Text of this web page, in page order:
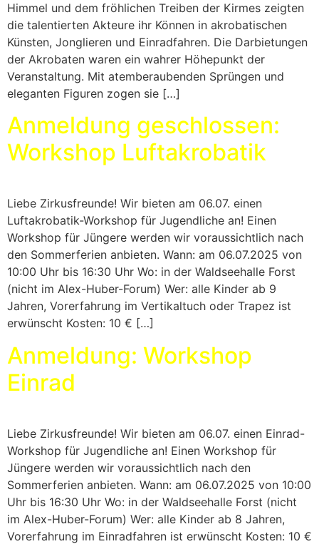
Himmel und dem fröhlichen Treiben der Kirmes zeigten
die talentierten Akteure ihr Können in akrobatischen
Künsten, Jonglieren und Einradfahren. Die Darbietungen
der Akrobaten waren ein wahrer Höhepunkt der
Veranstaltung. Mit atemberaubenden Sprüngen und
eleganten Figuren zogen sie […]
Anmeldung geschlossen:
Workshop Luftakrobatik
Liebe Zirkusfreunde! Wir bieten am 06.07. einen
Luftakrobatik-Workshop für Jugendliche an! Einen
Workshop für Jüngere werden wir voraussichtlich nach
den Sommerferien anbieten. Wann: am 06.07.2025 von
10:00 Uhr bis 16:30 Uhr Wo: in der Waldseehalle Forst
(nicht im Alex-Huber-Forum) Wer: alle Kinder ab 9
Jahren, Vorerfahrung im Vertikaltuch oder Trapez ist
erwünscht Kosten: 10 € […]
Anmeldung: Workshop
Einrad
Liebe Zirkusfreunde! Wir bieten am 06.07. einen Einrad-
Workshop für Jugendliche an! Einen Workshop für
Jüngere werden wir voraussichtlich nach den
Sommerferien anbieten. Wann: am 06.07.2025 von 10:00
Uhr bis 16:30 Uhr Wo: in der Waldseehalle Forst (nicht
im Alex-Huber-Forum) Wer: alle Kinder ab 8 Jahren,
Vorerfahrung im Einradfahren ist erwünscht Kosten: 10 €